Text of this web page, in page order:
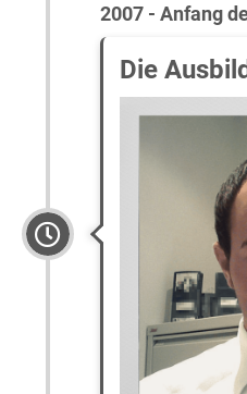
2007 - Anfang
Die